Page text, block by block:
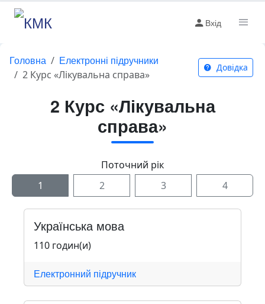
Вхід
Головна Електронні підручники
2 Курс «Лікувальна справа»
Довідка
2 Курс «Лікувальна
справа»
Поточний рік
1
2 3 4
Українська мова
110 годин(и)
Електронний підручник